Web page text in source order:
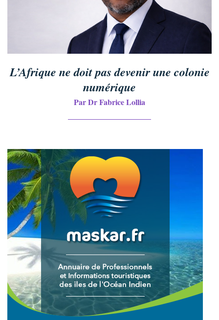
L’Afrique ne doit pas devenir une colonie
numérique
Par Dr Fabrice Lollia